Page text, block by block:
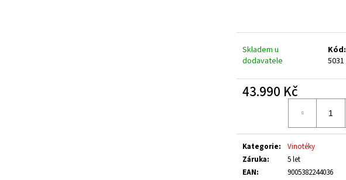
Skladem u
dodavatele
Kód:
5031
43.990 Kč
Kategorie:
Vinotéky
Záruka:
5 let
EAN: 9005382244036